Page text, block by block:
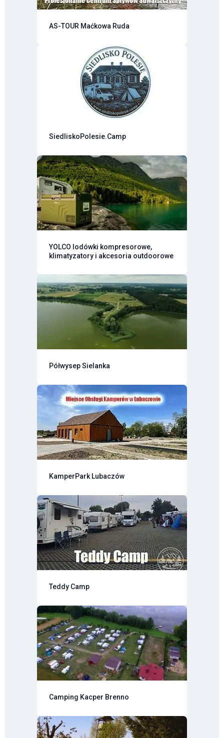
AS-TOUR Maćkowa Ruda
SiedliskoPolesie.Camp
YOLCO lodówki kompresorowe,
klimatyzatory i akcesoria outdoorowe
Półwysep Sielanka
KamperPark Lubaczów
Teddy Camp
Camping Kacper Brenno